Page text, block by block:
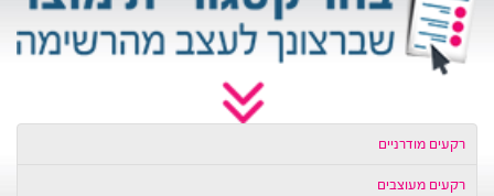
מודרניים
מעוצבים